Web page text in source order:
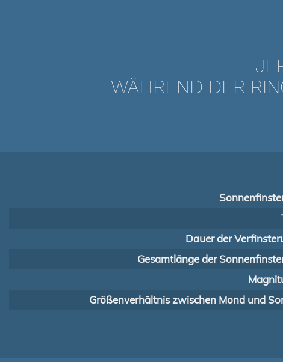
WÄHREND DER
Dauer der
Gesamtlänge der
Größenverhältnis zwischen Mond und